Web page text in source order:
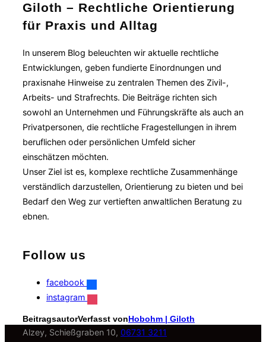
Giloth – Rechtliche Orientierung
für Praxis und Alltag
In unserem Blog beleuchten wir aktuelle rechtliche
Entwicklungen, geben fundierte Einordnungen und
praxisnahe Hinweise zu zentralen Themen des Zivil-,
Arbeits- und Strafrechts. Die Beiträge richten sich
sowohl an Unternehmen und Führungskräfte als auch an
Privatpersonen, die rechtliche Fragestellungen in ihrem
beruflichen oder persönlichen Umfeld sicher
einschätzen möchten.
Unser Ziel ist es, komplexe rechtliche Zusammenhänge
verständlich darzustellen, Orientierung zu bieten und bei
Bedarf den Weg zur vertieften anwaltlichen Beratung zu
ebnen.
Follow us
facebook
instagram
BeitragsautorVerfasst vonHobohm | Giloth
Alzey, Schießgraben 10, 06731 3211